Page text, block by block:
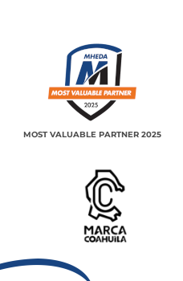
MOST VALUABLE PARTNER 2025